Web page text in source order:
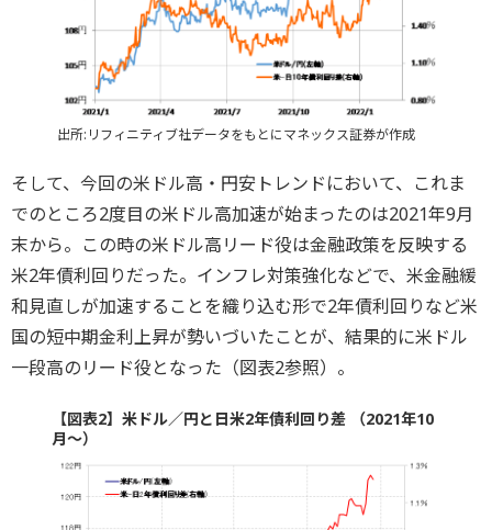
出所:リフィニティブ社データをもとにマネックス証券が作成
そして、今回の米ドル高・円安トレンドにおいて、これま
でのところ2度目の米ドル高加速が始まったのは2021年9月
末から。この時の米ドル高リード役は金融政策を反映する
米2年債利回りだった。インフレ対策強化などで、米金融緩
和見直しが加速することを織り込む形で2年債利回りなど米
国の短中期金利上昇が勢いづいたことが、結果的に米ドル
一段高のリード役となった（図表2参照）。
【図表2】米ドル／円と日米2年債利回り差 （2021年10
月～）